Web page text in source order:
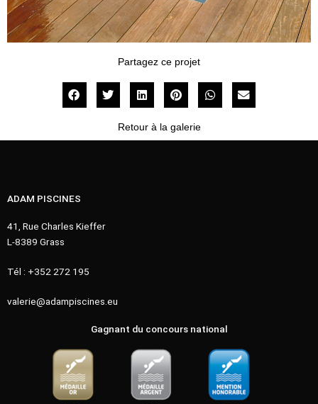
Partagez ce projet
Retour à la galerie
ADAM PISCINES
41, Rue Charles Kieffer
L-8389 Grass
Tél : +352 272 195
valerie@adampiscines.eu
Gagnant du concours national